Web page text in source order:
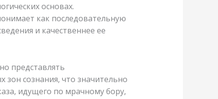
основах.
как последовательную
и качественнее ее
представлять
зон сознания, что значительно
идущего по мрачному бору,